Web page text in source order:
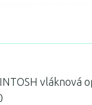
vláknová